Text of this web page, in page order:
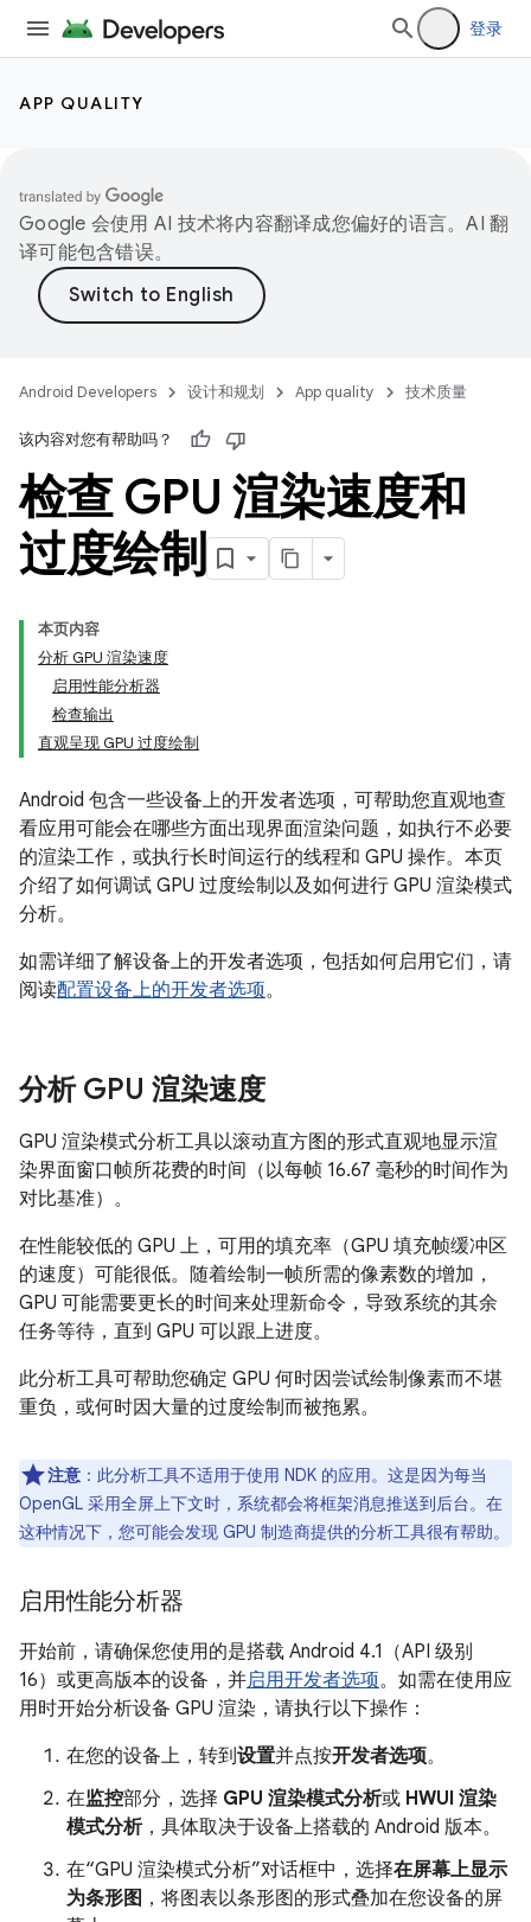
登录
APP QUALITY
Google 会使用 AI 技术将内容翻译成您偏好的语言。AI 翻
译可能包含错误。
Android Developers 设计和规划 App quality 技术质量
该内容对您有帮助吗？
检查 GPU 渲染速度和
过度绘制
本页内容
分析 GPU 渲染速度
启用性能分析器
检查输出
直观呈现 GPU 过度绘制
Android 包含一些设备上的开发者选项，可帮助您直观地查
看应用可能会在哪些方面出现界面渲染问题，如执行不必要
的渲染工作，或执行长时间运行的线程和 GPU 操作。本页
介绍了如何调试 GPU 过度绘制以及如何进行 GPU 渲染模式
分析。
如需详细了解设备上的开发者选项，包括如何启用它们，请
阅读配置设备上的开发者选项。
分析 GPU 渲染速度
GPU 渲染模式分析工具以滚动直方图的形式直观地显示渲
染界面窗口帧所花费的时间（以每帧 16.67 毫秒的时间作为
对比基准）。
在性能较低的 GPU 上，可用的填充率（GPU 填充帧缓冲区
的速度）可能很低。随着绘制一帧所需的像素数的增加，
GPU 可能需要更长的时间来处理新命令，导致系统的其余
任务等待，直到 GPU 可以跟上进度。
此分析工具可帮助您确定 GPU 何时因尝试绘制像素而不堪
重负，或何时因大量的过度绘制而被拖累。
注意 ：此分析工具不适用于使用 NDK 的应用。这是因为每当
OpenGL 采用全屏上下文时，系统都会将框架消息推送到后台。在
这种情况下，您可能会发现 GPU 制造商提供的分析工具很有帮助。
启用性能分析器
开始前，请确保您使用的是搭载 Android 4.1（API 级别
16）或更高版本的设备，并启用开发者选项。如需在使用应
用时开始分析设备 GPU 渲染，请执行以下操作：
在您的设备上，转到设置并点按开发者选项。
在监控部分，选择 GPU 渲染模式分析或 HWUI 渲染
模式分析，具体取决于设备上搭载的 Android 版本。
在“GPU 渲染模式分析”对话框中，选择在屏幕上显示
为条形图 ，将图表以条形图的形式叠加在您设备的屏